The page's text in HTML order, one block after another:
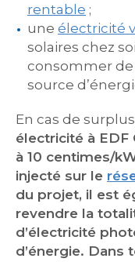
rentable ;
une électricité
solaires chez
consommer de
source
En cas de
électricité à EDF
à 10 centimes/
injecté sur le
du projet, il est
revendre la
d’électricité
d’énergie. Dans